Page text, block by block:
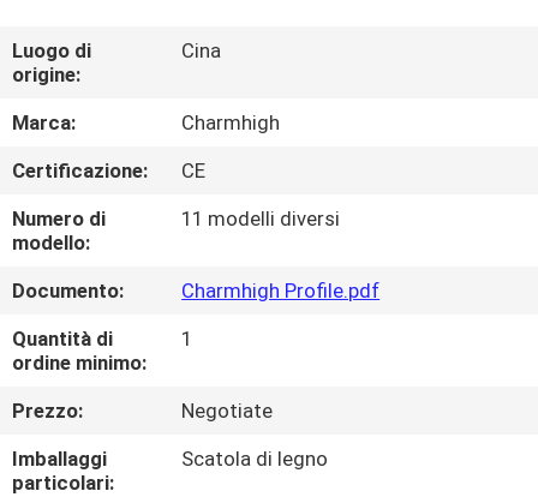
SU
DI
NOI
VISITA
ALLA
FABBRICA
CONTROLLO
DELLA
QUALITÀ
Luogo di
origine:
Cina
Marca:
Charmhigh
Certificazione:
CE
Numero di
modello:
11 modelli diversi
Documento:
Charmhigh Profile.pdf
Quantità di
ordine minimo:
1
Prezzo:
Negotiate
Imballaggi
particolari:
Scatola di legno